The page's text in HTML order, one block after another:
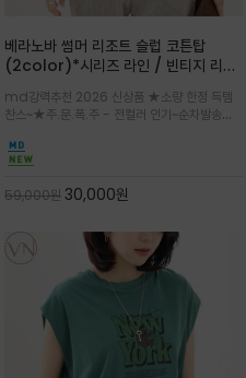
베라노바 썸머 리조트 슬럽 코튼탑
(2color)*시리즈 라인 / 빈티지 리조
는 가벼운 코튼 터치의 반팔 티셔츠입니
다
md강력추천 2026 신상품 ★소량 한정 득템
찬스~★주.문.폭.주 - 전컬러 인기~순차발송중
아(Sepia)나 파스텔 톤의 해변 풍경으로 세련
된 뮤트톤 컬러 팔레트로 빈티지한 무드의 선샤
인 프린트가 더해져 담백하면서도 감각
59,000원30,000원